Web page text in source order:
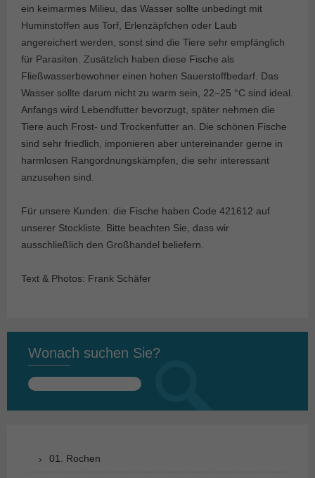
ein keimarmes Milieu, das Wasser sollte unbedingt mit
Huminstoffen aus Torf, Erlenzäpfchen oder Laub
angereichert werden, sonst sind die Tiere sehr empfänglich
für Parasiten. Zusätzlich haben diese Fische als
Fließwasserbewohner einen hohen Sauerstoffbedarf. Das
Wasser sollte darum nicht zu warm sein, 22–25 °C sind ideal.
Anfangs wird Lebendfutter bevorzugt, später nehmen die
Tiere auch Frost- und Trockenfutter an. Die schönen Fische
sind sehr friedlich, imponieren aber untereinander gerne in
harmlosen Rangordnungskämpfen, die sehr interessant
anzusehen sind.
Für unsere Kunden: die Fische haben Code 421612 auf
unserer Stockliste. Bitte beachten Sie, dass wir
ausschließlich den Großhandel beliefern.
Text & Photos: Frank Schäfer
Wonach suchen Sie?
Suchen
01. Rochen